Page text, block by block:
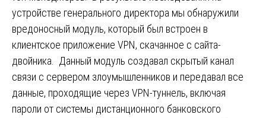
устройстве генерального директора мы обнаружили
вредоносный модуль, который был встроен в
клиентское приложение VPN, скачанное с сайта-
двойника. Данный модуль создавал скрытый канал
связи с сервером злоумышленников и передавал все
данные, проходящие через VPN-туннель, включая
пароли от системы дистанционного банковского